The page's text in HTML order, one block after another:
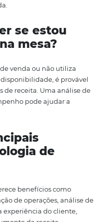
estão gerando mais
necessário.
essencial para
e rentável no
é um fator
adotar tecnologia
e ocupação
no setor hoteleiro é
de distribuição e
que podem trazer